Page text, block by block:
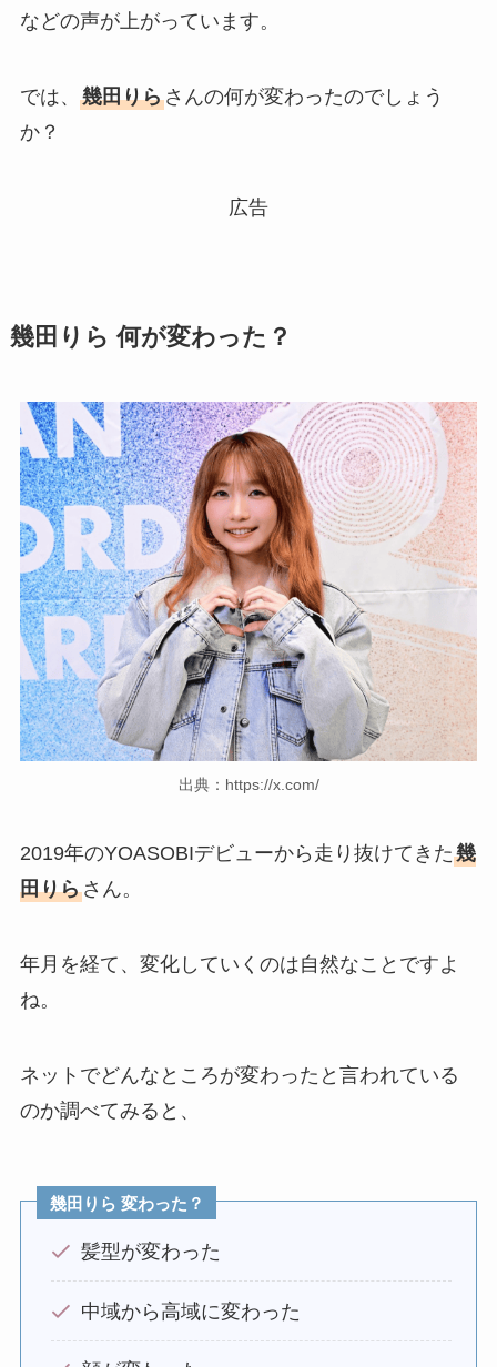
などの声が上がっています。
では、 幾田りらさんの何が変わったのでしょう
か？
広告
幾田りら 何が変わった？
出典：https://x.com/
2019年のYOASOBIデビューから走り抜けてきた幾
田りらさん。
年月を経て、変化していくのは自然なことですよ
ね。
ネットでどんなところが変わったと言われている
のか調べてみると、
幾田りら 変わった？
髪型が変わった
中域から高域に変わった